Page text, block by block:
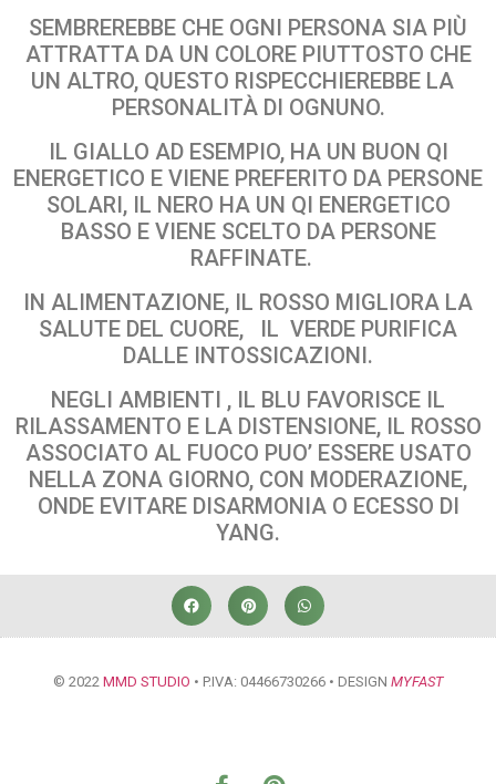
SEMBREREBBE CHE OGNI PERSONA SIA PIÙ
ATTRATTA DA UN COLORE PIUTTOSTO CHE
UN ALTRO, QUESTO RISPECCHIEREBBE LA
PERSONALITÀ DI OGNUNO.
IL GIALLO AD ESEMPIO, HA UN BUON QI
ENERGETICO E VIENE PREFERITO DA PERSONE
SOLARI, IL NERO HA UN QI ENERGETICO
BASSO E VIENE SCELTO DA PERSONE
RAFFINATE.
IN ALIMENTAZIONE, IL ROSSO MIGLIORA LA
SALUTE DEL CUORE, IL VERDE PURIFICA
DALLE INTOSSICAZIONI.
NEGLI AMBIENTI , IL BLU FAVORISCE IL
RILASSAMENTO E LA DISTENSIONE, IL ROSSO
ASSOCIATO AL FUOCO PUO’ ESSERE USATO
NELLA ZONA GIORNO, CON MODERAZIONE,
ONDE EVITARE DISARMONIA O ECESSO DI
YANG.
© 2022 MMD STUDIO • P.IVA: 04466730266 • DESIGN MYFAST